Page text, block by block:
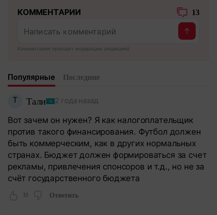
КОММЕНТАРИИ 13
Комментарии проходят модерацию редакцией
Популярные Последние
Т Тали 2 года назад
Вот зачем он нужен? Я как налогоплательщик
против такого финансирования. Футбол должен
быть коммерческим, как в других нормальных
странах. Бюджет должен формироваться за счет
рекламы, привлечения спонсоров и т.д., но не за
счёт государственного бюджета
31 Ответить